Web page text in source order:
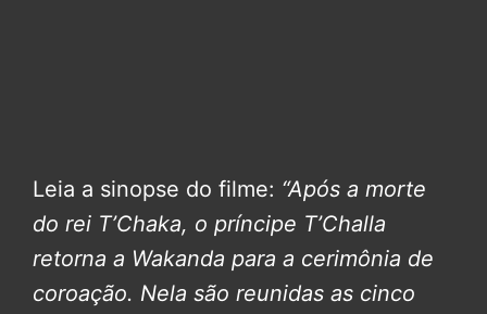
Leia a sinopse do filme: “Após a morte
do rei T’Chaka, o príncipe T’Challa
retorna a Wakanda para a cerimônia de
coroação. Nela são reunidas as cinco